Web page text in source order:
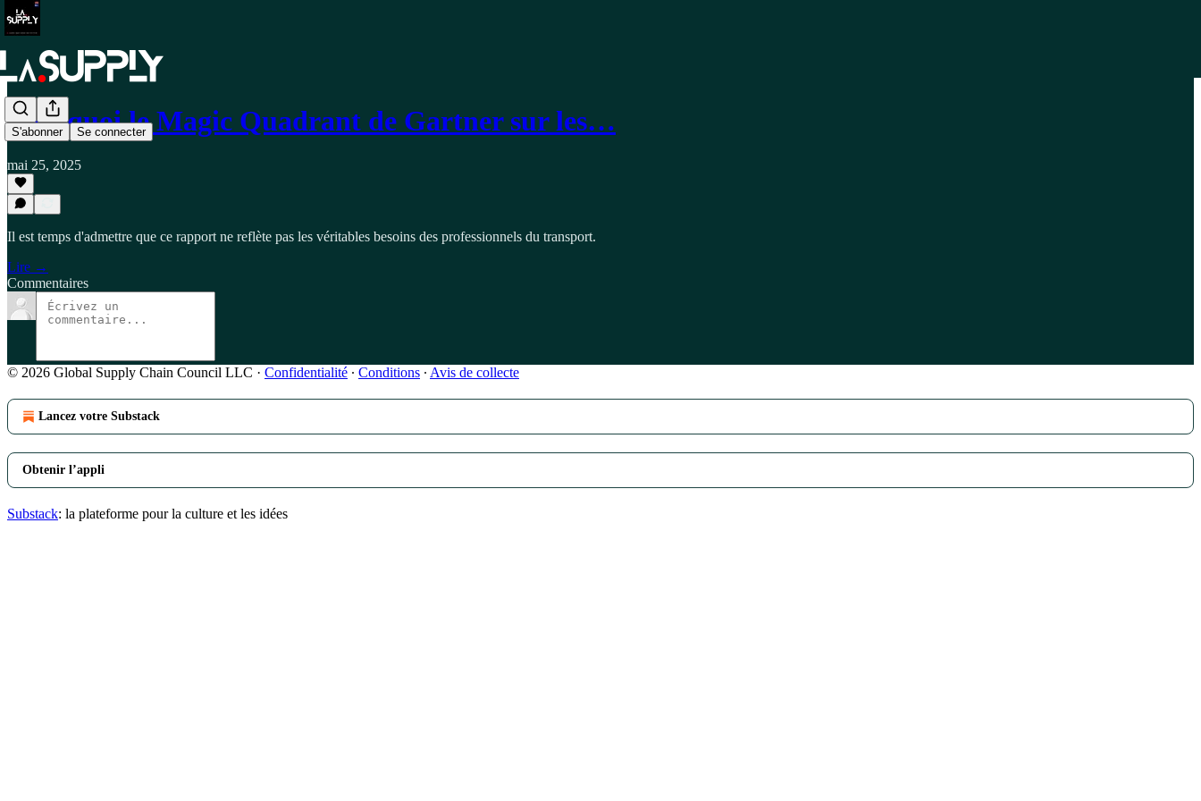
S'abonner Se connecter
Pourquoi le Magic Quadrant de Gartner sur les…
mai 25, 2025
Il est temps d'admettre que ce rapport ne reflète pas les véritables besoins des professionnels du transport.
Lire →
Commentaires
© 2026 Global Supply Chain Council LLC · Confidentialité ∙ Conditions ∙ Avis de collecte
Lancez votre Substack
Obtenir l’appli
Substack: la plateforme pour la culture et les idées